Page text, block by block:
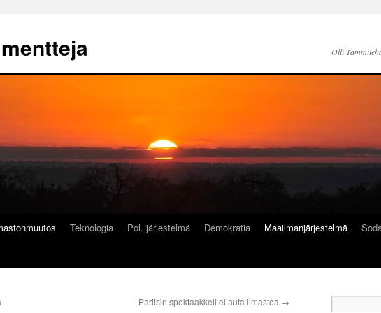
Olli
Teknologia Pol. järjestelmä Demokratia Maailmanjärjestelmä
Pariisin spektaakkeli ei auta ilmastoa →